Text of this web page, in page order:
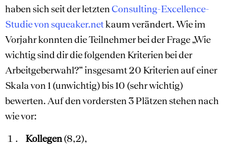
haben sich seit der letzten Consulting-Excellence-
Studie von squeaker.netkaum verändert. Wie im
Vorjahr konnten die Teilnehmer bei der Frage „Wie
wichtig sind dir die folgenden Kriterien bei der
Arbeitgeberwahl?“ insgesamt 20 Kriterien auf einer
Skala von 1 (unwichtig) bis 10 (sehr wichtig)
bewerten. Auf den vordersten 3 Plätzen stehen nach
wie vor:
Kollegen(8,2),